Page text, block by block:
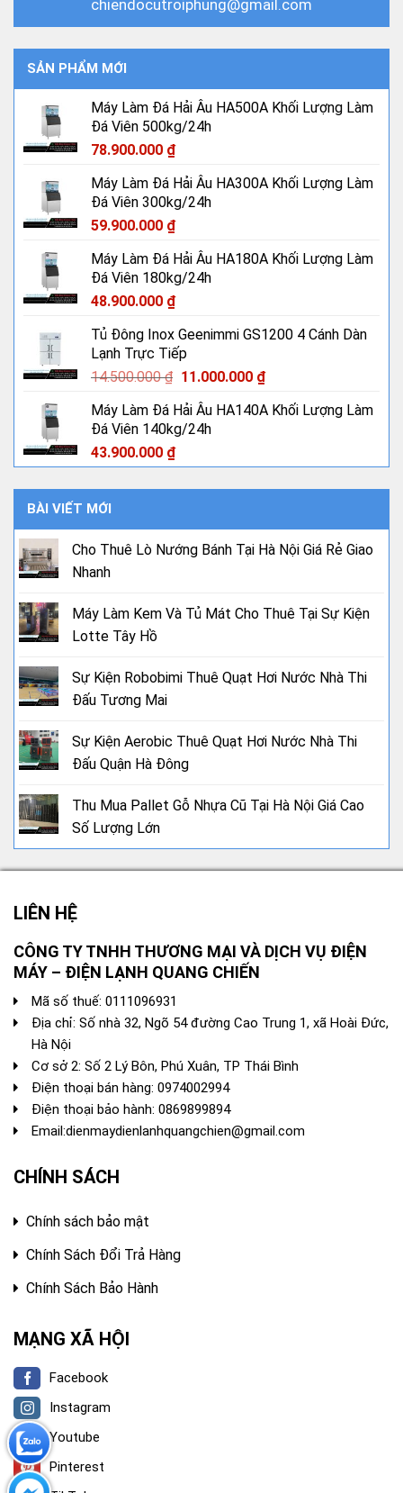
chiendocutroiphung@gmail.com
SẢN PHẨM MỚI
Máy Làm Đá Hải Âu HA500A Khối Lượng Làm
Đá Viên 500kg/24h
78.900.000 ₫
Máy Làm Đá Hải Âu HA300A Khối Lượng Làm
Đá Viên 300kg/24h
59.900.000 ₫
Máy Làm Đá Hải Âu HA180A Khối Lượng Làm
Đá Viên 180kg/24h
48.900.000 ₫
Tủ Đông Inox Geenimmi GS1200 4 Cánh Dàn
Lạnh Trực Tiếp
14.500.000₫ Giá
là:
14.500.000 ₫.
11.000.000 ₫Giá
tại
Máy Làm Đá Hải Âu HA140A Khối Lượng Làm
Đá Viên 140kg/24h
43.900.000 ₫
BÀI VIẾT MỚI
Cho Thuê Lò Nướng Bánh Tại Hà Nội Giá Rẻ Giao
Nhanh
Máy Làm Kem Và Tủ Mát Cho Thuê Tại Sự Kiện
Lotte Tây Hồ
Sự Kiện Robobimi Thuê Quạt Hơi Nước Nhà Thi
Đấu Tương Mai
Sự Kiện Aerobic Thuê Quạt Hơi Nước Nhà Thi
Đấu Quận Hà Đông
Thu Mua Pallet Gỗ Nhựa Cũ Tại Hà Nội Giá Cao
Số Lượng Lớn
LIÊN HỆ
CÔNG TY TNHH THƯƠNG MẠI VÀ DỊCH VỤ ĐIỆN
MÁY – ĐIỆN LẠNH QUANG CHIẾN
Mã số thuế: 0111096931
Địa chỉ: Số nhà 32, Ngõ 54 đường Cao Trung 1, xã Hoài Đức,
Hà Nội
Cơ sở 2: Số 2 Lý Bôn, Phú Xuân, TP Thái Bình
Điện thoại bán hàng: 0974002994
Điện thoại bảo hành: 0869899894
Email:dienmaydienlanhquangchien@gmail.com
CHÍNH SÁCH
Chính sách bảo mật
Chính Sách Đổi Trả Hàng
Chính Sách Bảo Hành
MẠNG XÃ HỘI
Facebook
Instagram
Youtube
Pinterest